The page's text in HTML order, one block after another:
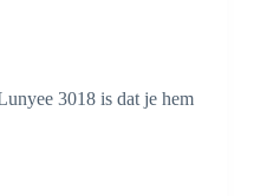
3018 is dat je hem